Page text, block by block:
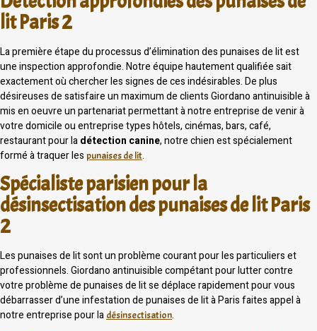
lit Paris 2
La première étape du processus d’élimination des punaises de lit est
une inspection approfondie. Notre équipe hautement qualifiée sait
exactement où chercher les signes de ces indésirables. De plus
désireuses de satisfaire un maximum de clients Giordano antinuisible à
mis en oeuvre un partenariat permettant à notre entreprise de venir à
votre domicile ou entreprise types hôtels, cinémas, bars, café,
restaurant pour ladétection canine, notre chien est spécialement
formé à traquer les punaises de lit.
Spécialiste parisien pour la
désinsectisation des punaises de lit Paris
2
Les punaises de lit sont un problème courant pour les particuliers et
professionnels. Giordano antinuisible compétant pour lutter contre
votre problème de punaises de lit se déplace rapidement pour vous
débarrasser d’une infestation de punaises de lit à Paris faites appel à
notre entreprise pour la désinsectisation.